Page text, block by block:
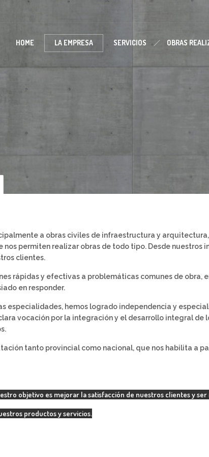
HOME LA EMPRESA SERVICIOS OBRAS
a obras civiles de infraestructura y
permiten realizar obras de todo tipo. Desde nuestros
clientes.
rápidas y efectivas a problemáticas comunes de obra,
en responder.
especialidades, hemos logrado independencia y
vocación por la integración y el desarrollo integral de
tanto provincial como nacional, que nos habilita a
objetivo es mejorar la satisfacción de nuestros clientes y
productos y servicios.